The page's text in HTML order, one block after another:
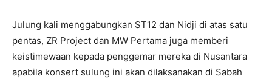
Julung kali menggabungkan ST12 dan Nidji di atas satu
pentas, ZR Project dan MW Pertama juga memberi
keistimewaan kepada penggemar mereka di Nusantara
apabila konsert sulung ini akan dilaksanakan di Sabah